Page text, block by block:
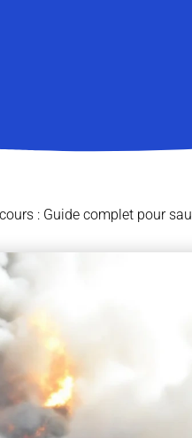
: Guide complet pour